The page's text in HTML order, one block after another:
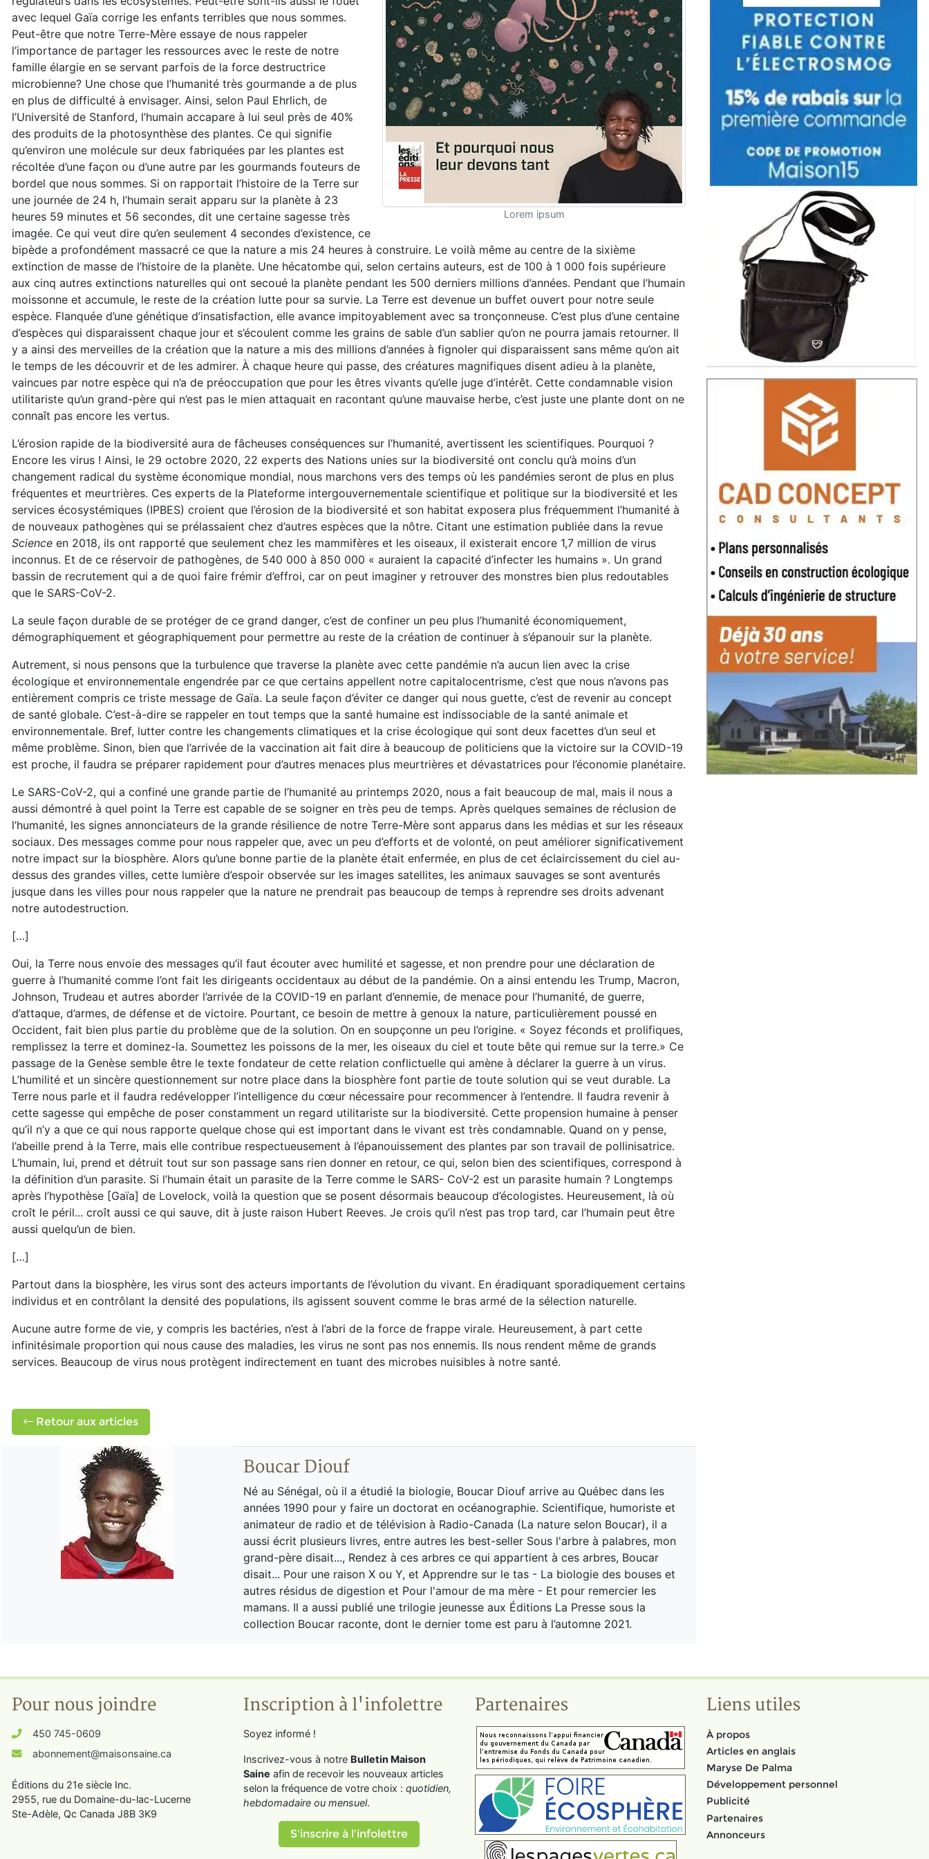
Lorem ipsum
avec lequel Gaïa corrige les enfants terribles que nous sommes.
Peut-être que notre Terre-Mère essaye de nous rappeler
l’importance de partager les ressources avec le reste de notre
famille élargie en se servant parfois de la force destructrice
microbienne? Une chose que l’humanité très gourmande a de plus
en plus de difficulté à envisager. Ainsi, selon Paul Ehrlich, de
l’Université de Stanford, l’humain accapare à lui seul près de 40%
des produits de la photosynthèse des plantes. Ce qui signifie
qu’environ une molécule sur deux fabriquées par les plantes est
récoltée d’une façon ou d’une autre par les gourmands fouteurs de
bordel que nous sommes. Si on rapportait l’histoire de la Terre sur
une journée de 24 h, l’humain serait apparu sur la planète à 23
heures 59 minutes et 56 secondes, dit une certaine sagesse très
imagée. Ce qui veut dire qu’en seulement 4 secondes d’existence, ce
bipède a profondément massacré ce que la nature a mis 24 heures à construire. Le voilà même au centre de la sixième
extinction de masse de l’histoire de la planète. Une hécatombe qui, selon certains auteurs, est de 100 à 1 000 fois supérieure
aux cinq autres extinctions naturelles qui ont secoué la planète pendant les 500 derniers millions d’années. Pendant que l’humain
moissonne et accumule, le reste de la création lutte pour sa survie. La Terre est devenue un buffet ouvert pour notre seule
espèce. Flanquée d’une génétique d’insatisfaction, elle avance impitoyablement avec sa tronçonneuse. C’est plus d’une centaine
d’espèces qui disparaissent chaque jour et s’écoulent comme les grains de sable d’un sablier qu’on ne pourra jamais retourner. Il
y a ainsi des merveilles de la création que la nature a mis des millions d’années à fignoler qui disparaissent sans même qu’on ait
le temps de les découvrir et de les admirer. À chaque heure qui passe, des créatures magnifiques disent adieu à la planète,
vaincues par notre espèce qui n’a de préoccupation que pour les êtres vivants qu’elle juge d’intérêt. Cette condamnable vision
utilitariste qu’un grand-père qui n’est pas le mien attaquait en racontant qu’une mauvaise herbe, c’est juste une plante dont on ne
connaît pas encore les vertus.
L’érosion rapide de la biodiversité aura de fâcheuses conséquences sur l’humanité, avertissent les scientifiques. Pourquoi ?
Encore les virus ! Ainsi, le 29 octobre 2020, 22 experts des Nations unies sur la biodiversité ont conclu qu’à moins d’un
changement radical du système économique mondial, nous marchons vers des temps où les pandémies seront de plus en plus
fréquentes et meurtrières. Ces experts de la Plateforme intergouvernementale scientifique et politique sur la biodiversité et les
services écosystémiques (IPBES) croient que l’érosion de la biodiversité et son habitat exposera plus fréquemment l’humanité à
de nouveaux pathogènes qui se prélassaient chez d’autres espèces que la nôtre. Citant une estimation publiée dans la revue
Science en 2018, ils ont rapporté que seulement chez les mammifères et les oiseaux, il existerait encore 1,7 million de virus
inconnus. Et de ce réservoir de pathogènes, de 540 000 à 850 000 « auraient la capacité d’infecter les humains ». Un grand
bassin de recrutement qui a de quoi faire frémir d’effroi, car on peut imaginer y retrouver des monstres bien plus redoutables
que le SARS-CoV-2.
La seule façon durable de se protéger de ce grand danger, c’est de confiner un peu plus l’humanité économiquement,
démographiquement et géographiquement pour permettre au reste de la création de continuer à s’épanouir sur la planète.
Autrement, si nous pensons que la turbulence que traverse la planète avec cette pandémie n’a aucun lien avec la crise
écologique et environnementale engendrée par ce que certains appellent notre capitalocentrisme, c’est que nous n’avons pas
entièrement compris ce triste message de Gaïa. La seule façon d’éviter ce danger qui nous guette, c’est de revenir au concept
de santé globale. C’est-à-dire se rappeler en tout temps que la santé humaine est indissociable de la santé animale et
environnementale. Bref, lutter contre les changements climatiques et la crise écologique qui sont deux facettes d’un seul et
même problème. Sinon, bien que l’arrivée de la vaccination ait fait dire à beaucoup de politiciens que la victoire sur la COVID-19
est proche, il faudra se préparer rapidement pour d’autres menaces plus meurtrières et dévastatrices pour l’économie planétaire.
Le SARS-CoV-2, qui a confiné une grande partie de l’humanité au printemps 2020, nous a fait beaucoup de mal, mais il nous a
aussi démontré à quel point la Terre est capable de se soigner en très peu de temps. Après quelques semaines de réclusion de
l’humanité, les signes annonciateurs de la grande résilience de notre Terre-Mère sont apparus dans les médias et sur les réseaux
sociaux. Des messages comme pour nous rappeler que, avec un peu d’efforts et de volonté, on peut améliorer significativement
notre impact sur la biosphère. Alors qu’une bonne partie de la planète était enfermée, en plus de cet éclaircissement du ciel au-
dessus des grandes villes, cette lumière d’espoir observée sur les images satellites, les animaux sauvages se sont aventurés
jusque dans les villes pour nous rappeler que la nature ne prendrait pas beaucoup de temps à reprendre ses droits advenant
notre autodestruction.
[…]
Oui, la Terre nous envoie des messages qu’il faut écouter avec humilité et sagesse, et non prendre pour une déclaration de
guerre à l’humanité comme l’ont fait les dirigeants occidentaux au début de la pandémie. On a ainsi entendu les Trump, Macron,
Johnson, Trudeau et autres aborder l’arrivée de la COVID-19 en parlant d’ennemie, de menace pour l’humanité, de guerre,
d’attaque, d’armes, de défense et de victoire. Pourtant, ce besoin de mettre à genoux la nature, particulièrement poussé en
Occident, fait bien plus partie du problème que de la solution. On en soupçonne un peu l’origine. « Soyez féconds et prolifiques,
remplissez la terre et dominez-la. Soumettez les poissons de la mer, les oiseaux du ciel et toute bête qui remue sur la terre.» Ce
passage de la Genèse semble être le texte fondateur de cette relation conflictuelle qui amène à déclarer la guerre à un virus.
L’humilité et un sincère questionnement sur notre place dans la biosphère font partie de toute solution qui se veut durable. La
Terre nous parle et il faudra redévelopper l’intelligence du cœur nécessaire pour recommencer à l’entendre. Il faudra revenir à
cette sagesse qui empêche de poser constamment un regard utilitariste sur la biodiversité. Cette propension humaine à penser
qu’il n’y a que ce qui nous rapporte quelque chose qui est important dans le vivant est très condamnable. Quand on y pense,
l’abeille prend à la Terre, mais elle contribue respectueusement à l’épanouissement des plantes par son travail de pollinisatrice.
L’humain, lui, prend et détruit tout sur son passage sans rien donner en retour, ce qui, selon bien des scientifiques, correspond à
la définition d’un parasite. Si l’humain était un parasite de la Terre comme le SARS- CoV-2 est un parasite humain ? Longtemps
après l’hypothèse [Gaïa] de Lovelock, voilà la question que se posent désormais beaucoup d’écologistes. Heureusement, là où
croît le péril... croît aussi ce qui sauve, dit à juste raison Hubert Reeves. Je crois qu’il n’est pas trop tard, car l’humain peut être
aussi quelqu’un de bien.
[…]
Partout dans la biosphère, les virus sont des acteurs importants de l’évolution du vivant. En éradiquant sporadiquement certains
individus et en contrôlant la densité des populations, ils agissent souvent comme le bras armé de la sélection naturelle.
Aucune autre forme de vie, y compris les bactéries, n’est à l’abri de la force de frappe virale. Heureusement, à part cette
infinitésimale proportion qui nous cause des maladies, les virus ne sont pas nos ennemis. Ils nous rendent même de grands
services. Beaucoup de virus nous protègent indirectement en tuant des microbes nuisibles à notre santé.
Retour aux articles
Boucar Diouf
Né au Sénégal, où il a étudié la biologie, Boucar Diouf arrive au Québec dans les
années 1990 pour y faire un doctorat en océanographie. Scientifique, humoriste et
animateur de radio et de télévision à Radio-Canada (La nature selon Boucar), il a
aussi écrit plusieurs livres, entre autres les best-seller Sous l'arbre à palabres, mon
grand-père disait..., Rendez à ces arbres ce qui appartient à ces arbres, Boucar
disait... Pour une raison X ou Y, et Apprendre sur le tas - La biologie des bouses et
autres résidus de digestion et Pour l'amour de ma mère - Et pour remercier les
mamans. Il a aussi publié une trilogie jeunesse aux Éditions La Presse sous la
collection Boucar raconte, dont le dernier tome est paru à l’automne 2021.
Pour nous joindre
450 745-0609
abonnement@maisonsaine.ca
Éditions du 21e siècle Inc.
2955, rue du Domaine-du-lac-Lucerne
Ste-Adèle, Qc Canada J8B 3K9
Inscription à l'infolettre
Soyez informé !
Inscrivez-vous à notre Bulletin Maison
Saine afin de recevoir les nouveaux articles
selon la fréquence de votre choix : quotidien,
hebdomadaire ou mensuel.
S'inscrire à l'infolettre
Partenaires Liens utiles
À propos
Articles en anglais
Maryse De Palma
Développement personnel
Publicité
Partenaires
Annonceurs